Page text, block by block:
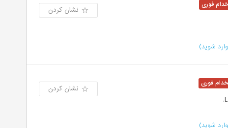
شوید)
نشان کردن
شوید)
نشان کردن